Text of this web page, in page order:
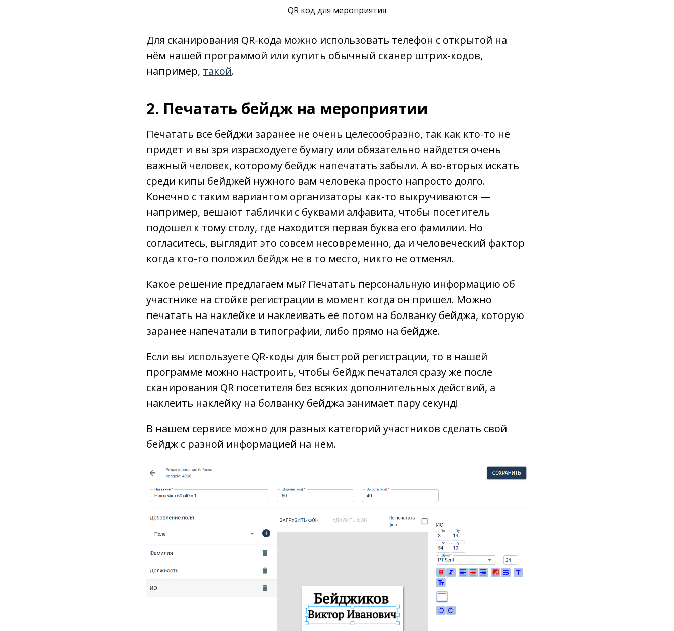
QR код для мероприятия
Для сканирования QR-кода можно использовать телефон с открытой на
нём нашей программой или купить обычный сканер штрих-кодов,
например, такой.
2. Печатать бейдж на мероприятии
Печатать все бейджи заранее не очень целесообразно, так как кто-то не
придет и вы зря израсходуете бумагу или обязательно найдется очень
важный человек, которому бейдж напечатать забыли. А во-вторых искать
среди кипы бейджей нужного вам человека просто напросто долго.
Конечно с таким вариантом организаторы как-то выкручиваются —
например, вешают таблички с буквами алфавита, чтобы посетитель
подошел к тому столу, где находится первая буква его фамилии. Но
согласитесь, выглядит это совсем несовременно, да и человеческий фактор
когда кто-то положил бейдж не в то место, никто не отменял.
Какое решение предлагаем мы? Печатать персональную информацию об
участнике на стойке регистрации в момент когда он пришел. Можно
печатать на наклейке и наклеивать её потом на болванку бейджа, которую
заранее напечатали в типографии, либо прямо на бейдже.
Если вы используете QR-коды для быстрой регистрации, то в нашей
программе можно настроить, чтобы бейдж печатался сразу же после
сканирования QR посетителя без всяких дополнительных действий, а
наклеить наклейку на болванку бейджа занимает пару секунд!
В нашем сервисе можно для разных категорий участников сделать свой
бейдж с разной информацией на нём.